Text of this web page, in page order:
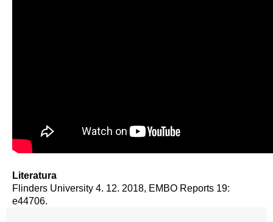
Literatura
Flinders University 4. 12. 2018, EMBO Reports 19:
e44706.